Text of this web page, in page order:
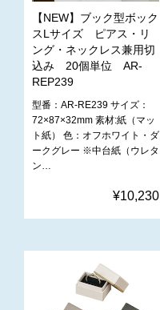
【NEW】ブック型ボック
スLサイズ ピアス・リ
ング・ネックレス兼用切
込み 20個単位 AR-
REP239
型番：AR-RE239 サイズ：
72×87×32mm 素材:紙（マッ
ト紙） 色：オフホワイト・ダ
ークグレー ※中台紙（ウレタ
ン…
¥10,230